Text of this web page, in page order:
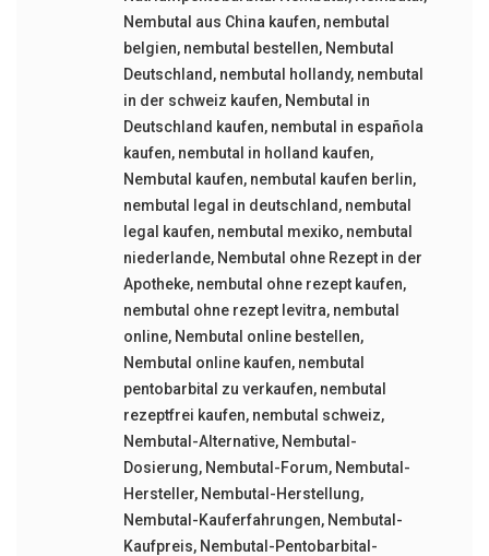
Nembutal aus China kaufen, nembutal
belgien, nembutal bestellen, Nembutal
Deutschland, nembutal hollandy, nembutal
in der schweiz kaufen, Nembutal in
Deutschland kaufen, nembutal in española
kaufen, nembutal in holland kaufen,
Nembutal kaufen, nembutal kaufen berlin,
nembutal legal in deutschland, nembutal
legal kaufen, nembutal mexiko, nembutal
niederlande, Nembutal ohne Rezept in der
Apotheke, nembutal ohne rezept kaufen,
nembutal ohne rezept levitra, nembutal
online, Nembutal online bestellen,
Nembutal online kaufen, nembutal
pentobarbital zu verkaufen, nembutal
rezeptfrei kaufen, nembutal schweiz,
Nembutal-Alternative, Nembutal-
Dosierung, Nembutal-Forum, Nembutal-
Hersteller, Nembutal-Herstellung,
Nembutal-Kauferfahrungen, Nembutal-
Kaufpreis, Nembutal-Pentobarbital-